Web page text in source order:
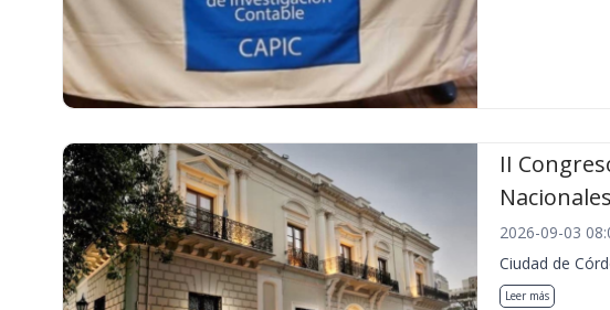
II
2026-09-03
Ciudad de
Leer más